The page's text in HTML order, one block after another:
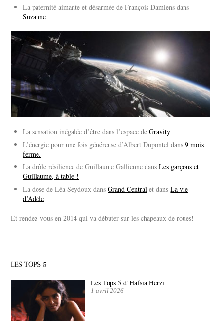
La paternité aimante et désarmée de François Damiens dans
Suzanne
La sensation inégalée d’être dans l’espace deGravity
L’énergie pour une fois généreuse d’Albert Dupontel dans9 mois
ferme.
La drôle résilience de Guillaume Gallienne dansLes garçons et
Guillaume, à table !
La dose de Léa Seydoux dansGrand Central et dansLa vie
d’Adèle
Et rendez-vous en 2014 qui va débuter sur les chapeaux de roues!
LES TOPS 5
Les Tops 5 d’Hafsia Herzi
1 avril 2026